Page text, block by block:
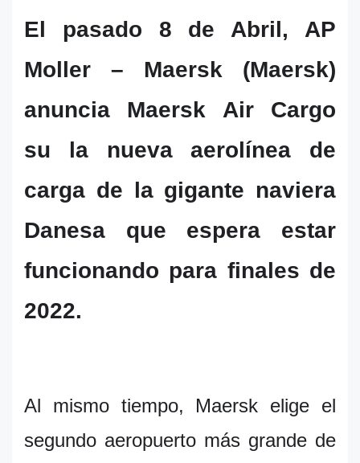
El pasado 8 de Abril, AP
Moller – Maersk (Maersk)
anuncia Maersk Air Cargo
su la nueva aerolínea de
carga de la gigante naviera
Danesa que espera estar
funcionando para finales de
2022.
Al mismo tiempo, Maersk elige el
segundo aeropuerto más grande de